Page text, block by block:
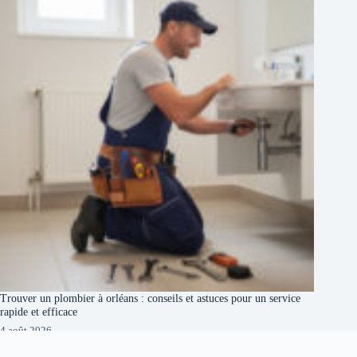
Trouver un plombier à orléans : conseils et astuces pour un service
rapide et efficace
4 août 2026